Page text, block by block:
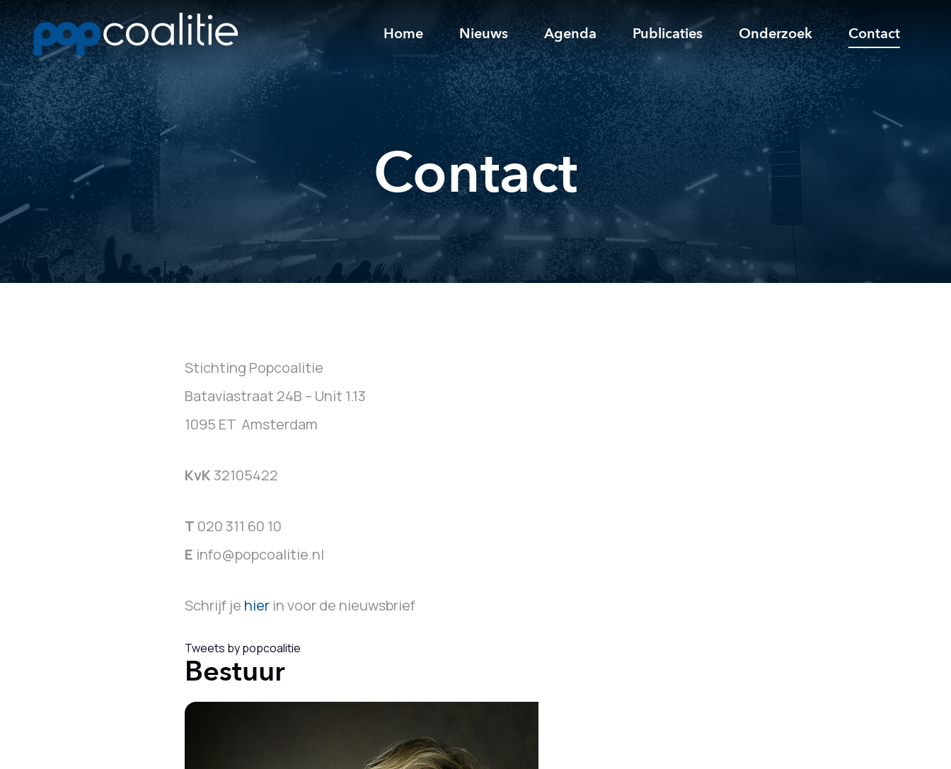
Home Nieuws Agenda Publicaties Onderzoek Contact
Contact
Stichting Popcoalitie
Bataviastraat 24B – Unit 1.13
1095 ET Amsterdam
KvK32105422
T 020 311 60 10
E info@popcoalitie.nl
Schrijf je hier in voor de nieuwsbrief
Tweets by popcoalitie
Bestuur